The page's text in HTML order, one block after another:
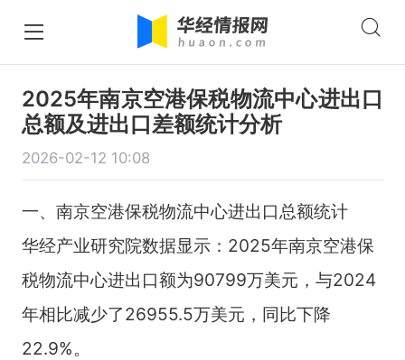
2025年南京空港保税物流中心进出口
总额及进出口差额统计分析
2026-02-12 10:08
一、南京空港保税物流中心进出口总额统计
华经产业研究院数据显示：2025年南京空港保
税物流中心进出口额为90799万美元，与2024
年相比减少了26955.5万美元，同比下降
22.9%。